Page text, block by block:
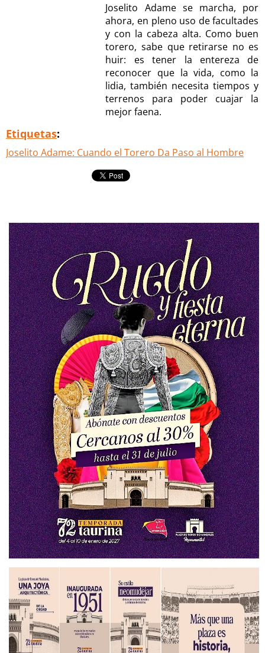
Joselito Adame se marcha, por
ahora, en pleno uso de facultades
y con la cabeza alta. Como buen
torero, sabe que retirarse no es
huir: es tener la entereza de
reconocer que la vida, como la
lidia, también necesita tiempos y
terrenos para poder cuajar la
mejor faena.
Etiquetas:
Joselito Adame: Cuando el Torero Da Paso al Hombre